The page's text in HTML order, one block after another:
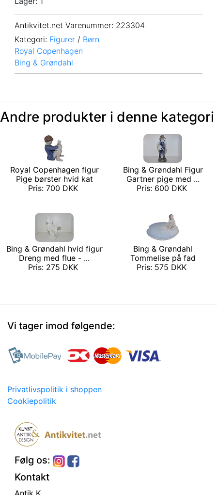
Antikvitet.net Varenummer: 223304
Kategori: Figurer / Børn
Royal Copenhagen
Bing & Grøndahl
Andre produkter i denne kategori
Royal Copenhagen figur
Pige børster hvid kat
Pris: 700 DKK
Bing & Grøndahl Figur
Gartner pige med ...
Pris: 600 DKK
Bing & Grøndahl hvid figur
Dreng med flue - ...
Pris: 275 DKK
Bing & Grøndahl
Tommelise på fad
Pris: 575 DKK
Vi tager imod følgende:
Privatlivspolitik i shoppen
Cookiepolitik
Følg os:
Kontakt